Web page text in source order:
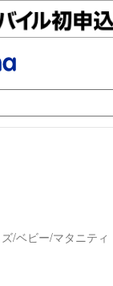
/ベビー/マタニティ